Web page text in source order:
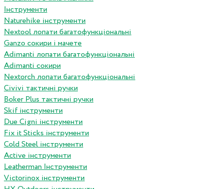
Інструменти
Naturehike інструменти
Nextool лопати багатофункціональні
Ganzo сокири і мачете
Adimanti лопати багатофункціональні
Adimanti сокири
Nextorch лопати багатофункціональні
Сivivi тактичні ручки
Boker Plus тактичні ручки
Skif інструменти
Due Cigni інструменти
Fix it Sticks інструменти
Сold Steel інструменти
Active інструменти
Leatherman Інструменти
Victorinox інструменти